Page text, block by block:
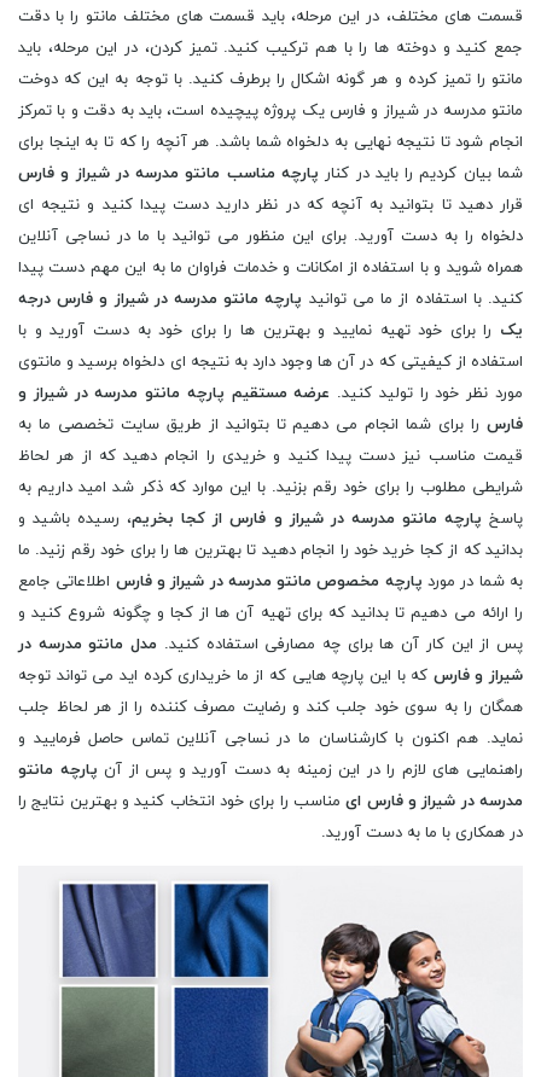
قسمت های مختلف، در این مرحله، باید قسمت های مختلف مانتو را با دقت
جمع کنید و دوخته ها را با هم ترکیب کنید. تمیز کردن، در این مرحله، باید
مانتو را تمیز کرده و هر گونه اشکال را برطرف کنید. با توجه به این که دوخت
مانتو مدرسه در شیراز و فارس یک پروژه پیچیده است، باید به دقت و با تمرکز
انجام شود تا نتیجه نهایی به دلخواه شما باشد. هر آنچه را که تا به اینجا برای
شما بیان کردیم را باید در کنار پارچه مناسب مانتو مدرسه در شیراز و فارس
قرار دهید تا بتوانید به آنچه که در نظر دارید دست پیدا کنید و نتیجه ای
دلخواه را به دست آورید. برای این منظور می توانید با ما در نساجی آنلاین
همراه شوید و با استفاده از امکانات و خدمات فراوان ما به این مهم دست پیدا
کنید. با استفاده از ما می توانید پارچه مانتو مدرسه در شیراز و فارس درجه
یک را برای خود تهیه نمایید و بهترین ها را برای خود به دست آورید و با
استفاده از کیفیتی که در آن ها وجود دارد به نتیجه ای دلخواه برسید و مانتوی
مورد نظر خود را تولید کنید. عرضه مستقیم پارچه مانتو مدرسه در شیراز و
فارس را برای شما انجام می دهیم تا بتوانید از طریق سایت تخصصی ما به
قیمت مناسب نیز دست پیدا کنید و خریدی را انجام دهید که از هر لحاظ
شرایطی مطلوب را برای خود رقم بزنید. با این موارد که ذکر شد امید داریم به
پاسخ پارچه مانتو مدرسه در شیراز و فارس از کجا بخریم، رسیده باشید و
بدانید که از کجا خرید خود را انجام دهید تا بهترین ها را برای خود رقم زنید. ما
به شما در مورد پارچه مخصوص مانتو مدرسه در شیراز و فارس اطلاعاتی جامع
را ارائه می دهیم تا بدانید که برای تهیه آن ها از کجا و چگونه شروع کنید و
پس از این کار آن ها برای چه مصارفی استفاده کنید. مدل مانتو مدرسه در
شیراز و فارس که با این پارچه هایی که از ما خریداری کرده اید می تواند توجه
همگان را به سوی خود جلب کند و رضایت مصرف کننده را از هر لحاظ جلب
نماید. هم اکنون با کارشناسان ما در نساجی آنلاین تماس حاصل فرمایید و
راهنمایی های لازم را در این زمینه به دست آورید و پس از آن پارچه مانتو
مدرسه در شیراز و فارس ایمناسب را برای خود انتخاب کنید و بهترین نتایج را
در همکاری با ما به دست آورید.